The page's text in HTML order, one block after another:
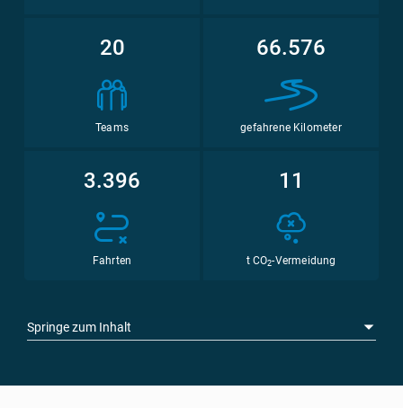
20
Teams
66.576
gefahrene Kilometer
3.396
Fahrten
11
t CO2-Vermeidung
Springe zum Inhalt